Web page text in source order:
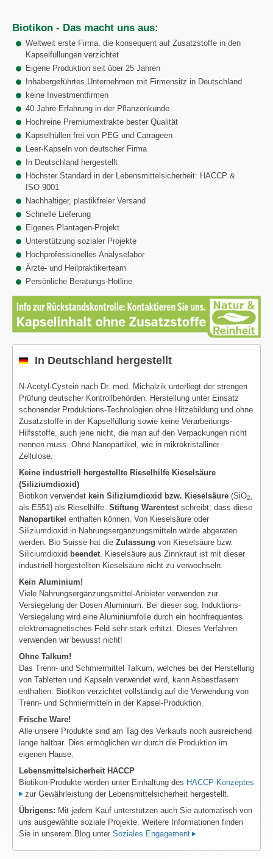
Biotikon - Das macht uns aus:
Weltweit erste Firma, die konsequent auf Zusatzstoffe in den
Kapselfüllungen verzichtet
Eigene Produktion seit über 25 Jahren
Inhabergeführtes Unternehmen mit Firmensitz in Deutschland
keine Investmentfirmen
40 Jahre Erfahrung in der Pflanzenkunde
Hochreine Premiumextrakte bester Qualität
Kapselhüllen frei von PEG und Carrageen
Leer-Kapseln von deutscher Firma
In Deutschland hergestellt
Höchster Standard in der Lebensmittelsicherheit: HACCP &
ISO 9001
Nachhaltiger, plastikfreier Versand
Schnelle Lieferung
Eigenes Plantagen-Projekt
Unterstützung sozialer Projekte
Hochprofessionelles Analyselabor
Ärzte- und Heilpraktikerteam
Persönliche Beratungs-Hotline
In Deutschland hergestellt
N-Acetyl-Cystein nach Dr. med. Michalzik unterliegt der strengen
Prüfung deutscher Kontrollbehörden. Herstellung unter Einsatz
schonender Produktions-Technologien ohne Hitzebildung und ohne
Zusatzstoffe in der Kapselfüllung sowie keine Verarbeitungs-
Hilfsstoffe, auch jene nicht, die man auf den Verpackungen nicht
nennen muss. Ohne Nanopartikel, wie in mikrokristalliner
Zellulose.
Keine industriell hergestellte Rieselhilfe Kieselsäure
(Siliziumdioxid)
Biotikon verwendet kein Siliziumdioxid bzw. Kieselsäure (SiO2
als E551) als Rieselhilfe. Stiftung Warentest schreibt, dass diese
Nanopartikel enthalten können. Von Kieselsäure oder
Siliziumdioxid in Nahrungsergänzungsmitteln würde abgeraten
werden. Bio Suisse hat die Zulassung von Kieselsäure bzw.
Siliciumdioxid beendet . Kieselsäure aus Zinnkraut ist mit dieser
industriell hergestellten Kieselsäure nicht zu verwechseln.
Kein Aluminium!
Viele Nahrungsergänzungsmittel-Anbieter verwenden zur
Versiegelung der Dosen Aluminium. Bei dieser sog. Induktions-
Versiegelung wird eine Aluminiumfolie durch ein hochfrequentes
elektromagnetisches Feld sehr stark erhitzt. Dieses Verfahren
verwenden wir bewusst nicht!
Ohne Talkum!
Das Trenn- und Schmiermittel Talkum, welches bei der Herstellung
von Tabletten und Kapseln verwendet wird, kann Asbestfasern
enthalten. Biotikon verzichtet vollständig auf die Verwendung von
Trenn- und Schmiermitteln in der Kapsel-Produktion.
Frische Ware!
Alle unsere Produkte sind am Tag des Verkaufs noch ausreichend
lange haltbar. Dies ermöglichen wir durch die Produktion im
eigenen Hause.
Lebensmittelsicherheit HACCP
Biotikon-Produkte werden unter Einhaltung des HACCP-Konzeptes
zur Gewährleistung der Lebensmittelsicherheit hergestellt.
Übrigens: Mit jedem Kauf unterstützen auch Sie automatisch von
uns ausgewählte soziale Projekte. Weitere Informationen finden
Sie in unserem Blog unter Soziales Engagement